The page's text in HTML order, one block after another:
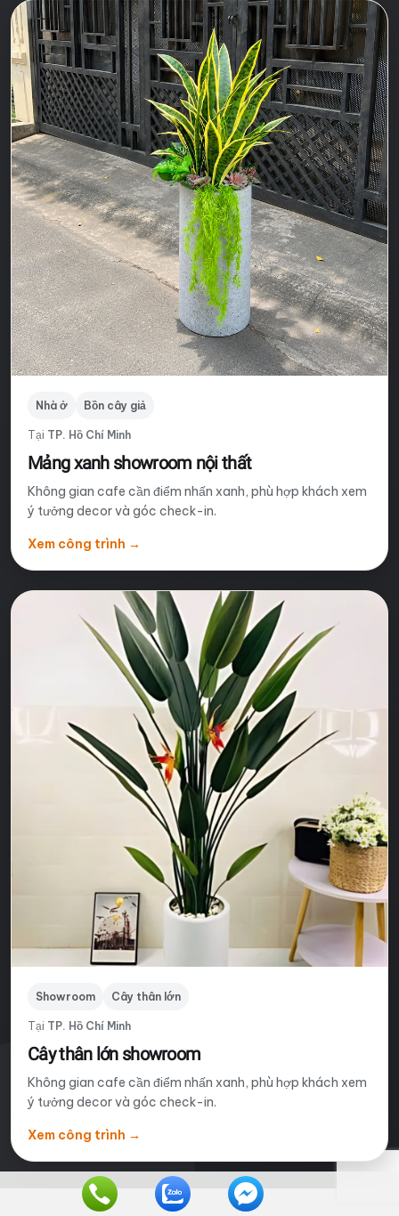
Nhà ở Bồn cây giả
Tại TP. Hồ Chí Minh
Mảng xanh showroom nội thất
Không gian cafe cần điểm nhấn xanh, phù hợp khách xem
ý tưởng decor và góc check-in.
Xem công trình →
Showroom Cây thân lớn
Tại TP. Hồ Chí Minh
Cây thân lớn showroom
Không gian cafe cần điểm nhấn xanh, phù hợp khách xem
ý tưởng decor và góc check-in.
Xem công trình →